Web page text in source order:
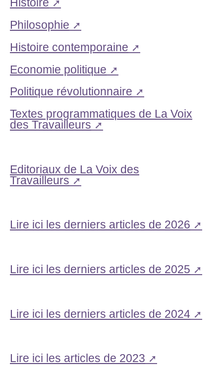
Philosophie
Histoire contemporaine
Economie politique
Politique révolutionnaire
Textes programmatiques de La Voix
des Travailleurs
Editoriaux de La Voix des
Travailleurs
Lire ici les derniers articles de 2026
Lire ici les derniers articles de 2025
Lire ici les derniers articles de 2024
Lire ici les articles de 2023